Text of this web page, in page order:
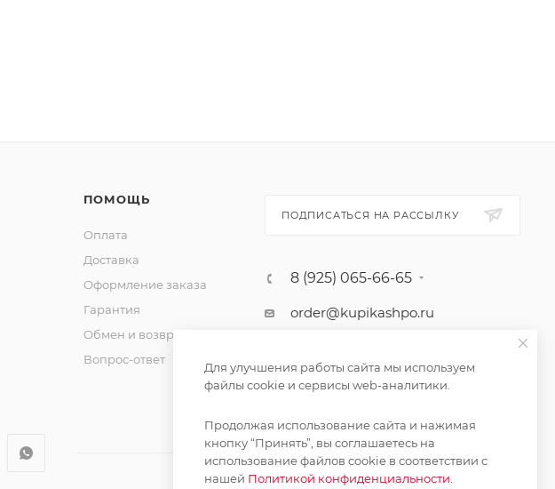
ПОМОЩЬ
Оплата
Доставка
Оформление заказа
Гарантия
Обмен и возврат
Вопрос-ответ
ПОДПИСАТЬСЯ НА РАССЫЛКУ
8 (925) 065-66-65
order@kupikashpo.ru
Для улучшения работы сайта мы используем
файлы cookie и сервисы web-аналитики.
Продолжая использование сайта и нажимая
кнопку “Принять”, вы соглашаетесь на
использование файлов cookie в соответствии с
нашей Политикой конфиденциальности.